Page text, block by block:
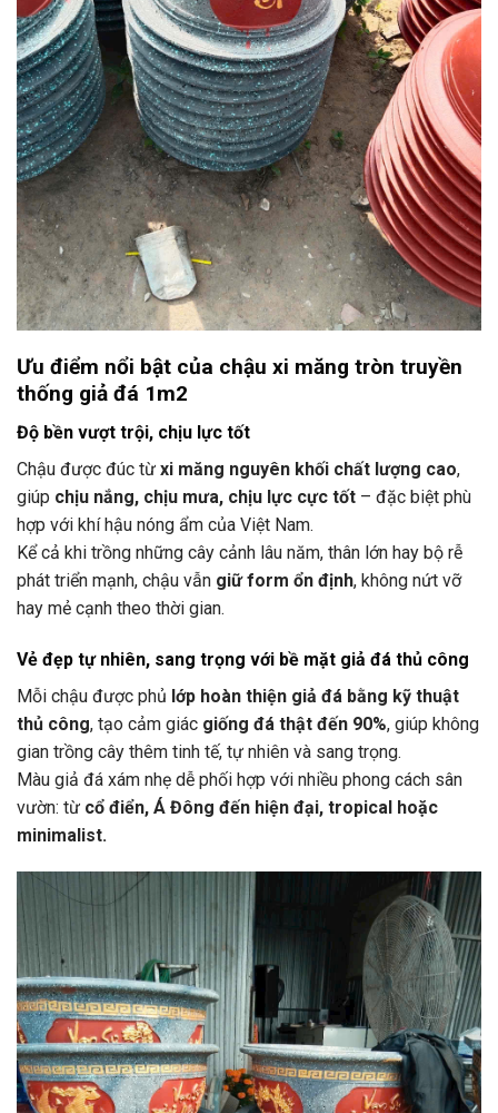
Ưu điểm nổi bật của chậu xi măng tròn truyền
thống giả đá 1m2
Độ bền vượt trội, chịu lực tốt
Chậu được đúc từ xi măng nguyên khối chất lượng cao,
giúp chịu nắng, chịu mưa, chịu lực cực tốt – đặc biệt phù
hợp với khí hậu nóng ẩm của Việt Nam.
Kể cả khi trồng những cây cảnh lâu năm, thân lớn hay bộ rễ
phát triển mạnh, chậu vẫn giữ form ổn định, không nứt vỡ
hay mẻ cạnh theo thời gian.
Vẻ đẹp tự nhiên, sang trọng với bề mặt giả đá thủ công
Mỗi chậu được phủ lớp hoàn thiện giả đá bằng kỹ thuật
thủ công, tạo cảm giác giống đá thật đến 90%, giúp không
gian trồng cây thêm tinh tế, tự nhiên và sang trọng.
Màu giả đá xám nhẹ dễ phối hợp với nhiều phong cách sân
vườn: từ cổ điển, Á Đông đến hiện đại, tropical hoặc
minimalist.